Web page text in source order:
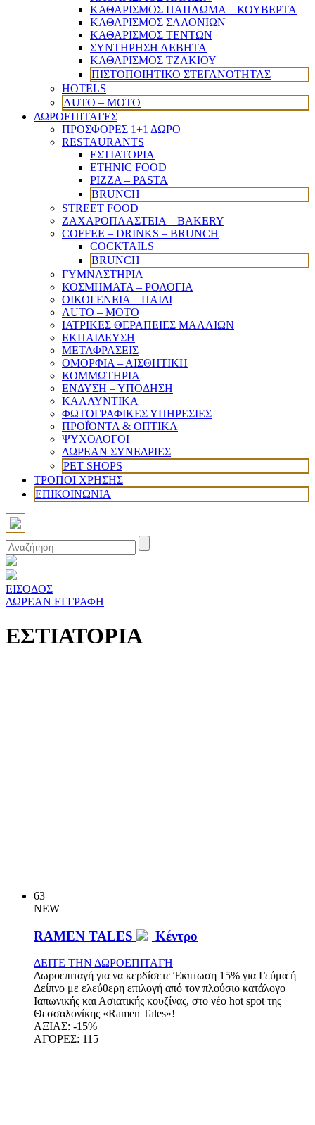
ΚΑΘΑΡΙΣΜΟΣ ΠΑΠΛΩΜΑ – ΚΟΥΒΕΡΤΑ
ΚΑΘΑΡΙΣΜΟΣ ΣΑΛΟΝΙΩΝ
ΚΑΘΑΡΙΣΜΟΣ ΤΕΝΤΩΝ
ΣΥΝΤΗΡΗΣΗ ΛΕΒΗΤΑ
ΚΑΘΑΡΙΣΜΟΣ ΤΖΑΚΙΟΥ
ΠΙΣΤΟΠΟΙΗΤΙΚΟ ΣΤΕΓΑΝΟΤΗΤΑΣ
HOTELS
AUTO – MOTO
ΔΩΡΟΕΠΙΤΑΓΕΣ
ΠΡΟΣΦΟΡΕΣ 1+1 ΔΩΡΟ
RESTAURANTS
ΕΣΤΙΑΤΟΡΙΑ
ETHNIC FOOD
PIZZA – PASTA
BRUNCH
STREET FOOD
ΖΑΧΑΡΟΠΛΑΣΤΕΙΑ – BAKERY
COFFEE – DRINKS – BRUNCH
COCKTAILS
BRUNCH
ΓΥΜΝΑΣΤΗΡΙΑ
ΚΟΣΜΗΜΑΤΑ – ΡΟΛΟΓΙΑ
ΟΙΚΟΓΕΝΕΙΑ – ΠΑΙΔΙ
AUTO – MOTO
ΙΑΤΡΙΚΕΣ ΘΕΡΑΠΕΙΕΣ ΜΑΛΛΙΩΝ
ΕΚΠΑΙΔΕΥΣΗ
ΜΕΤΑΦΡΑΣΕΙΣ
ΟΜΟΡΦΙΑ – ΑΙΣΘΗΤΙΚΗ
ΚΟΜΜΩΤΗΡΙΑ
ΕΝΔΥΣΗ – ΥΠΟΔΗΣΗ
ΚΑΛΛΥΝΤΙΚΑ
ΦΩΤΟΓΡΑΦΙΚΕΣ ΥΠΗΡΕΣΙΕΣ
ΠΡΟΪΌΝΤΑ & ΟΠΤΙΚΑ
ΨΥΧΟΛΟΓΟΙ
ΔΩΡΕΑΝ ΣΥΝΕΔΡΙΕΣ
PET SHOPS
ΤΡΟΠΟΙ ΧΡΗΣΗΣ
ΕΠΙΚΟΙΝΩΝΙΑ
Search
for:
ΕΙΣOΔΟΣ
ΔΩΡΕΑΝ ΕΓΓΡΑΦΗ
ΕΣΤΙΑΤΟΡΙΑ
63
NEW
RAMEN TALES Κέντρο
ΔΕΙΤΕ ΤΗΝ ΔΩΡΟΕΠΙΤΑΓΗ
Δωροεπιταγή για να κερδίσετε Έκπτωση 15% για Γεύμα ή
Δείπνο με ελεύθερη επιλογή από τον πλούσιο κατάλογο
Ιαπωνικής και Ασιατικής κουζίνας, στο νέο hot spot της
Θεσσαλονίκης «Ramen Tales»!
ΑΞΙΑΣ: -15%
ΑΓΟΡΕΣ: 115